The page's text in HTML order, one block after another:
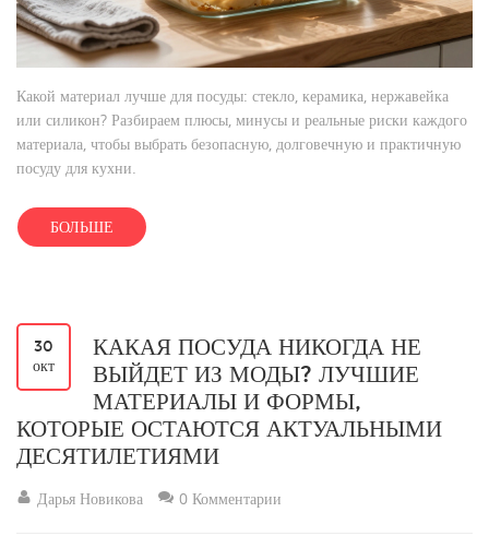
Какой материал лучше для посуды: стекло, керамика, нержавейка
или силикон? Разбираем плюсы, минусы и реальные риски каждого
материала, чтобы выбрать безопасную, долговечную и практичную
посуду для кухни.
БОЛЬШЕ
30
окт
КАКАЯ ПОСУДА НИКОГДА НЕ
ВЫЙДЕТ ИЗ МОДЫ? ЛУЧШИЕ
МАТЕРИАЛЫ И ФОРМЫ,
КОТОРЫЕ ОСТАЮТСЯ АКТУАЛЬНЫМИ
ДЕСЯТИЛЕТИЯМИ
Дарья Новикова 0 Комментарии